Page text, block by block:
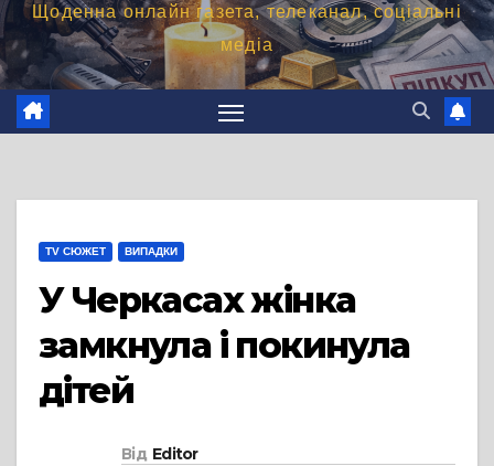
Щоденна онлайн газета, телеканал, соціальні
медіа
TV СЮЖЕТ ВИПАДКИ
У Черкасах жінка
замкнула і покинула
дітей
Від Editor